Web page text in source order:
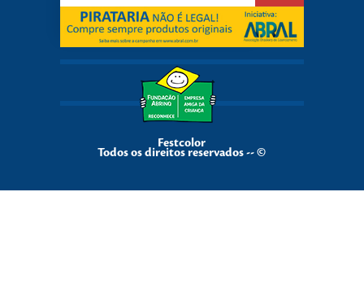
Festcolor
Todos os direitos reservados -- ©